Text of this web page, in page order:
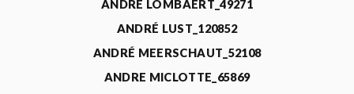
ANDRÉ LOMBAERT_49271
ANDRÉ LUST_120852
ANDRÉ MEERSCHAUT_52108
ANDRE MICLOTTE_65869